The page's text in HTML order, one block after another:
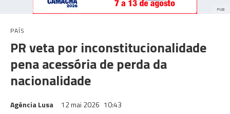
PUB
PAÍS
PR veta por inconstitucionalidade
pena acessória de perda da
nacionalidade
Agência Lusa 12 mai 2026 10:43